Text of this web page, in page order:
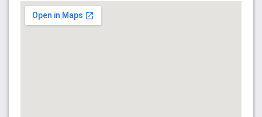
khoa học, nghệ sĩ, doanh nhân, nhà tâm lý học pháp y,
bác sĩ, kỹ sư, lập trình viên, luật sư và học giả tương lai -